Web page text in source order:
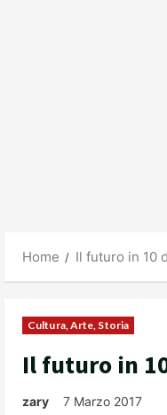
Home Il futuro in 10
Cultura, Arte, Storia
Il futuro in
zary 7 Marzo 2017